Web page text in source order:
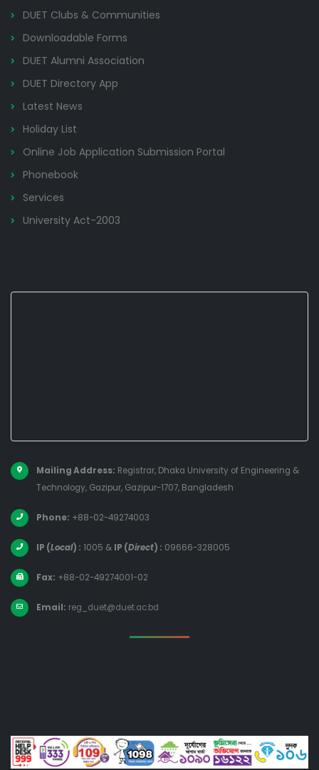
DUET Clubs & Communities
Downloadable Forms
DUET Alumni Association
DUET Directory App
Latest News
Holiday List
Online Job Application Submission Portal
Phonebook
Services
University Act-2003
Mailing Address: Registrar, Dhaka University of Engineering &
Technology, Gazipur, Gazipur-1707, Bangladesh
Phone: +88-02-49274003
IP (Local) : 1005 & IP (Direct) : 09666-328005
Fax: +88-02-49274001-02
Email: reg_duet@duet.ac.bd